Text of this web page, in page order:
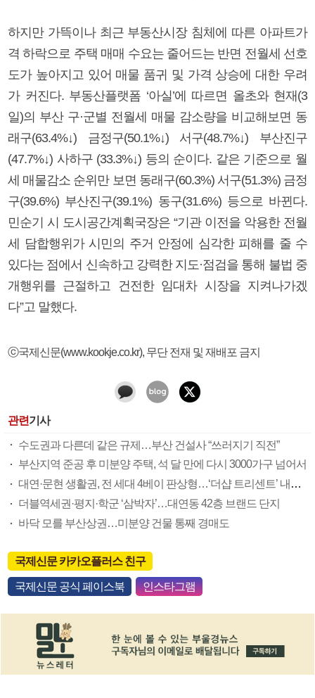
하지만 가뜩이나 최근 부동산시장 침체에 따른 아파트가
격 하락으로 주택 매매 수요는 줄어드는 반면 전월세 선호
도가 높아지고 있어 매물 품귀 및 가격 상승에 대한 우려
가 커진다. 부동산플랫폼 ‘아실’에 따르면 올초와 현재(3
일)의 부산 구·군별 전월세 매물 감소량을 비교해보면 동
래구(63.4%↓) 금정구(50.1%↓) 서구(48.7%↓) 부산진구
(47.7%↓) 사하구 (33.3%↓) 등의 순이다. 같은 기준으로 월
세 매물감소 순위만 보면 동래구(60.3%) 서구(51.3%) 금정
구(39.6%) 부산진구(39.1%) 동구(31.6%) 등으로 바뀐다.
민순기 시 도시공간계획국장은 “기관 이전을 악용한 전월
세 담합행위가 시민의 주거 안정에 심각한 피해를 줄 수
있다는 점에서 신속하고 강력한 지도·점검을 통해 불법 중
개행위를 근절하고 건전한 임대차 시장을 지켜나가겠
다”고 말했다.
ⓒ국제신문(www.kookje.co.kr), 무단 전재 및 재배포 금지
관련기사
수도권과 다른데 같은 규제…부산 건설사 “쓰러지기 직전”
부산지역 준공 후 미분양 주택, 석 달 만에 다시 3000가구 넘어서
대연·문현 생활권, 전 세대 4베이 판상형…‘더샵 트리센트’ 내달 분양
더블역세권·평지·학군 ‘삼박자’…대연동 42층 브랜드 단지
바닥 모를 부산상권…미분양 건물 통째 경매도
국제신문 카카오플러스 친구
국제신문 공식 페이스북 인스타그램